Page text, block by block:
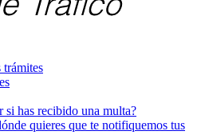
trámites
si has recibido una multa?
quieres que te notifiquemos tus